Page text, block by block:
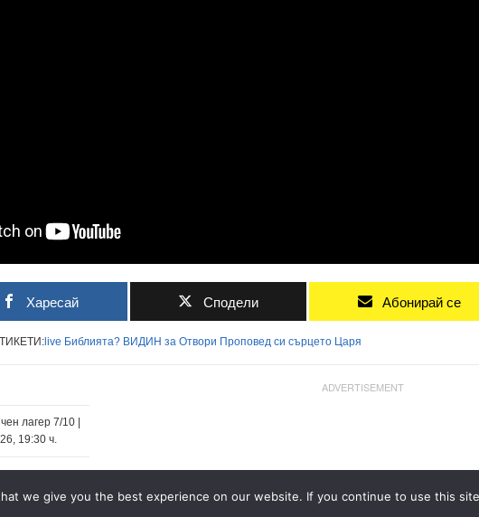
Харесай Сподели Абонирай се
live Библията? ВИДИН за Отвори Проповед си сърцето Царя
лагер 7/10 |
19:30 ч.
да гори в
ADVERTISEMENT
we give you the best experience on our website. If you continue to use this